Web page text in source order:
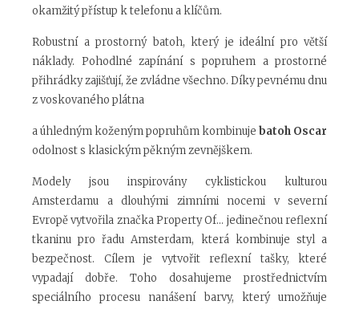
okamžitý přístup k telefonu a klíčům.
Robustní a prostorný batoh, který je ideální pro větší
náklady. Pohodlné zapínání s popruhem a prostorné
přihrádky zajišťují, že zvládne všechno. Díky pevnému dnu
z voskovaného plátna
a úhledným koženým popruhům kombinuje batoh Oscar
odolnost s klasickým pěkným zevnějškem.
Modely jsou inspirovány cyklistickou kulturou
Amsterdamu a dlouhými zimními nocemi v severní
Evropě vytvořila značka Property Of... jedinečnou reflexní
tkaninu pro řadu Amsterdam, která kombinuje styl a
bezpečnost. Cílem je vytvořit reflexní tašky, které
vypadají dobře. Toho dosahujeme prostřednictvím
speciálního procesu nanášení barvy, který umožňuje